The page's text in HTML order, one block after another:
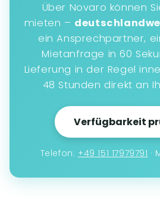
Über Novaro können
mieten –
ein Ansprechpartner,
Mietanfrage in 60
Lieferung in der Regel
48 Stunden direkt an
Verfügbarkeit
Telefon: +49 151 17979791 ·